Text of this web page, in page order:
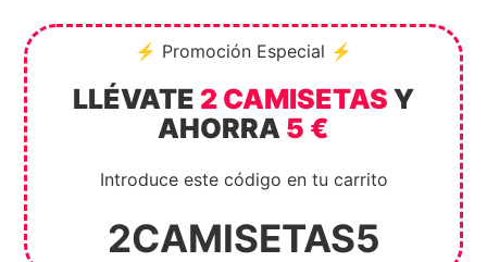
⚡ Promoción Especial ⚡
LLÉVATE 2 CAMISETAS Y
AHORRA 5 €
Introduce este código en tu carrito
2CAMISETAS5